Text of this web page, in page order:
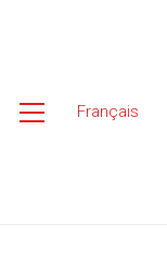
Français